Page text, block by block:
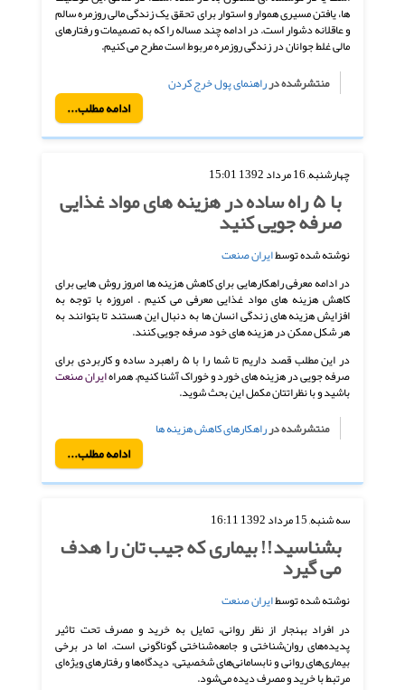
ها، یافتن مسیری هموار و استوار برای تحقق یک زندگی مالی روزمره سالم
و عاقلانه دشوار است. در ادامه چند مساله را که به تصمیمات و رفتارهای
مالی غلط جوانان در زندگی روزمره مربوط است مطرح می کنیم.
منتشرشده درراهنمای پول خرج کردن
ادامه مطلب...
چهارشنبه, 16 مرداد 1392 15:01
با ۵ راه ساده در هزینه های مواد غذایی
صرفه جویی کنید
نوشته شده توسطایران صنعت
در ادامه معرفی راهکارهایی برای کاهش هزینه ها امروز روش هایی برای
کاهش هزینه های مواد غذایی معرفی می کنیم . امروزه با توجه به
افزایش هزینه های زندگی انسان ها به دنبال این هستند تا بتوانند به
هر شکل ممکن در هزینه های خود صرفه جویی کنند.
در این مطلب قصد داریم تا شما را با ۵ راهبرد ساده و کاربردی برای
صرفه جویی در هزینه های خورد و خوراک آشنا کنیم. همراهایران صنعت
باشید و با نظراتتان مکمل این بحث شوید.
منتشرشده درراهکارهای کاهش هزینه ها
ادامه مطلب...
سه شنبه, 15 مرداد 1392 16:11
بشناسید!! بیماری که جیب تان را هدف
می گیرد
نوشته شده توسطایران صنعت
در افراد بهنجار از نظر روانی، تمایل به خرید و مصرف تحت تاثیر
پدیده‌های روان‌شناختی و جامعه‌شناختی گوناگونی است. اما در برخی
بیماری‌های روانی و نابسامانی‌های شخصیتی، دیدگاه‌ها و رفتارهای ویژه‌ای
مرتبط با خرید و مصرف دیده می‌شود.